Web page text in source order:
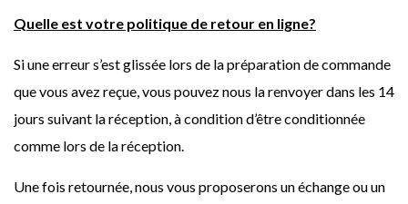
Quelle est votre politique de retour en ligne?
Si une erreur s’est glissée lors de la préparation de commande
que vous avez reçue, vous pouvez nous la renvoyer dans les 14
jours suivant la réception, à condition d’être conditionnée
comme lors de la réception.
Une fois retournée, nous vous proposerons un échange ou un